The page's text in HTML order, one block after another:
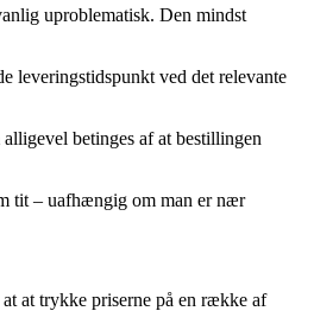
uproblematisk. Den mindst
leveringstidspunkt ved det relevante
betinges af at bestillingen
tit – uafhængig om man er nær
at trykke priserne på en række af